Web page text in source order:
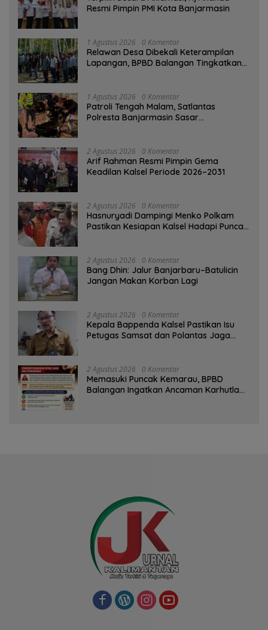
Resmi Pimpin PMI Kota Banjarmasin
1 Agustus 2026 0 Komentar
Relawan Desa Dibekali Keterampilan
Lapangan, BPBD Balangan Tingkatkan
1 Agustus 2026 0 Komentar
Patroli Tengah Malam, Satlantas
Polresta Banjarmasin Sasar
2 Agustus 2026 0 Komentar
Arif Rahman Resmi Pimpin Gema
Keadilan Kalsel Periode 2026–2031
2 Agustus 2026 0 Komentar
Hasnuryadi Dampingi Menko Polkam
Pastikan Kesiapan Kalsel Hadapi Puncak
2 Agustus 2026 0 Komentar
Bang Dhin: Jalur Banjarbaru–Batulicin
Jangan Makan Korban Lagi
2 Agustus 2026 0 Komentar
Kepala Bappenda Kalsel Pastikan Isu
Petugas Samsat dan Polantas Jaga
2 Agustus 2026 0 Komentar
Memasuki Puncak Kemarau, BPBD
Balangan Ingatkan Ancaman Karhutla